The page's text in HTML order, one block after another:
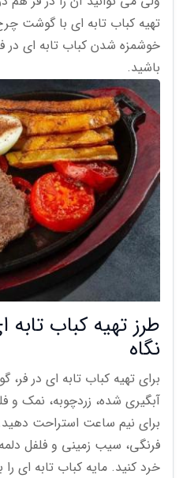
تهیه کباب تابه ای با گوشت
خوشمزه شدن کباب تابه ای در
باشید.
طرز تهیه کباب
نگاه
برای تهیه کباب تابه ای در
آبگیری شده، زردچوبه، نمک و
برای نیم ساعت استراحت
فرنگی، سیب زمینی و فلفل
خرد کنید. مایه کباب تابه ای